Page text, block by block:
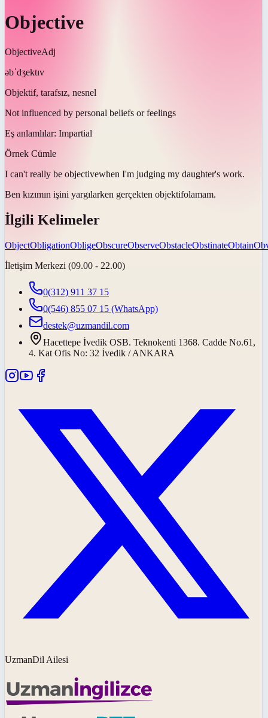
Objective
ObjectiveAdj
əbˈdʒektɪv
Objektif, tarafsız, nesnel
Not influenced by personal beliefs or feelings
Eş anlamlılar: Impartial
Örnek Cümle
I can't really be objectivewhen I'm judging my daughter's work.
Ben kızımın işini yargılarken gerçekten objektifolamam.
İlgili Kelimeler
ObjectObligationObligeObscureObserveObstacleObstinateObtain
İletişim Merkezi (09.00 - 22.00)
0(312) 911 37 15
0(546) 855 07 15 (WhatsApp)
destek@uzmandil.com
Hacettepe İvedik OSB. Teknokenti 1368. Cadde No.61,
4. Kat Ofis No: 32 İvedik / ANKARA
UzmanDil Ailesi